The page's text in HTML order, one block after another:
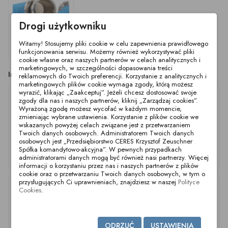
Wąż Drophose Food
DN100 L1.5M
Inne produkty z tej kategorii
Wąż Drophose LN
DN32 L1.0M
Wąż Drophose LN
DN25 L1.0M
Wąż Drophose LN
DN40 L1.0M
Drogi użytkowniku
Witamy! Stosujemy pliki cookie w celu zapewnienia prawidłowego
funkcjonowania serwisu. Możemy również wykorzystywać pliki
cookie własne oraz naszych partnerów w celach analitycznych i
marketingowych, w szczególności dopasowania treści
reklamowych do Twoich preferencji. Korzystanie z analitycznych i
marketingowych plików cookie wymaga zgody, którą możesz
wyrazić, klikając „Zaakceptuj”. Jeżeli chcesz dostosować swoje
zgody dla nas i naszych partnerów, kliknij „Zarządzaj cookies”.
Wyrażoną zgodę możesz wycofać w każdym momencie,
zmieniając wybrane ustawienia. Korzystanie z plików cookie we
wskazanych powyżej celach związane jest z przetwarzaniem
Twoich danych osobowych. Administratorem Twoich danych
osobowych jest „Przedsiębiorstwo CERES Krzysztof Zeuschner
Spółka komandytowo-akcyjna”. W pewnych przypadkach
administratorami danych mogą być również nasi partnerzy. Więcej
informacji o korzystaniu przez nas i naszych partnerów z plików
cookie oraz o przetwarzaniu Twoich danych osobowych, w tym o
przysługujących Ci uprawnieniach, znajdziesz w naszej Polityce
Cookies.
USTAWIENIA
ODRZUĆ